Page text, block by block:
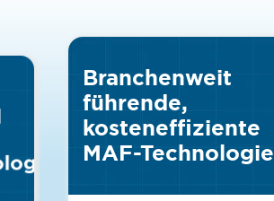
Branchenweit
führende,
kosteneffiziente
MAF-Technologie